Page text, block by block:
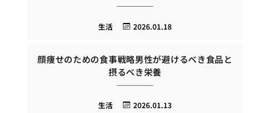
2026.01.18
生活
顔痩せのための食事戦略男性が避けるべき食品と
摂るべき栄養
2026.01.13
生活